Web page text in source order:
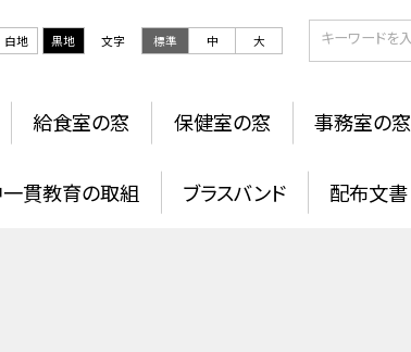
白地 黒地 文字 標準 中 大
給食室の窓 保健室の窓 事務室の窓
貫教育の取組 ブラスバンド 配布文書